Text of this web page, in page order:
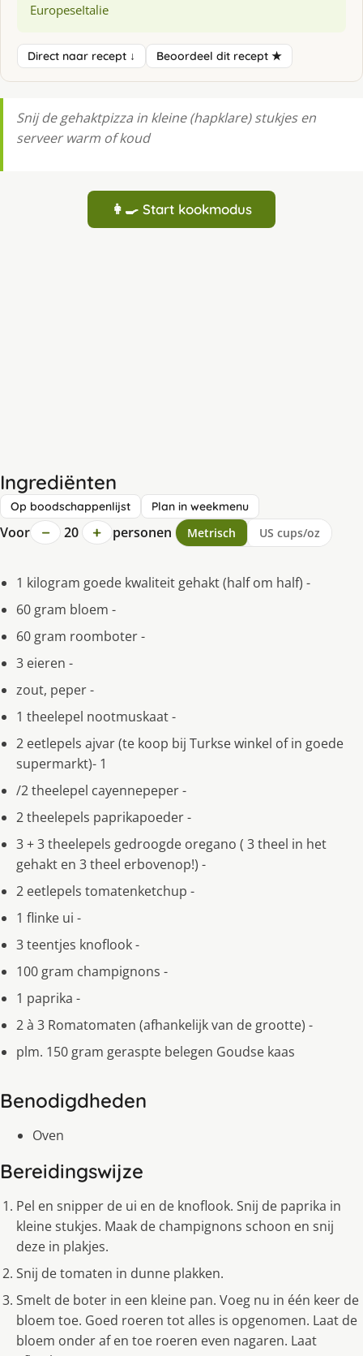
EuropeseItalie
Direct naar recept ↓ Beoordeel dit recept ★
Snij de gehaktpizza in kleine (hapklare) stukjes en
serveer warm of koud
👩‍🍳 Start kookmodus
Ingrediënten
Op boodschappenlijst Plan in weekmenu
Voor − 20 + personen Metrisch US cups/oz
1 kilogram goede kwaliteit gehakt (half om half) -
60 gram bloem -
60 gram roomboter -
3 eieren -
zout, peper -
1 theelepel nootmuskaat -
2 eetlepels ajvar (te koop bij Turkse winkel of in goede
supermarkt)- 1
/2 theelepel cayennepeper -
2 theelepels paprikapoeder -
3 + 3 theelepels gedroogde oregano ( 3 theel in het
gehakt en 3 theel erbovenop!) -
2 eetlepels tomatenketchup -
1 flinke ui -
3 teentjes knoflook -
100 gram champignons -
1 paprika -
2 à 3 Romatomaten (afhankelijk van de grootte) -
plm. 150 gram geraspte belegen Goudse kaas
Benodigdheden
Oven
Bereidingswijze
Pel en snipper de ui en de knoflook. Snij de paprika in
kleine stukjes. Maak de champignons schoon en snij
deze in plakjes.
Snij de tomaten in dunne plakken.
Smelt de boter in een kleine pan. Voeg nu in één keer de
bloem toe. Goed roeren tot alles is opgenomen. Laat de
bloem onder af en toe roeren even nagaren. Laat